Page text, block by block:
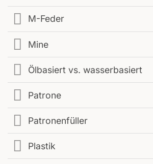
M-Feder
Mine
Ölbasiert vs. wasserbasiert
Patrone
Patronenfüller
Plastik